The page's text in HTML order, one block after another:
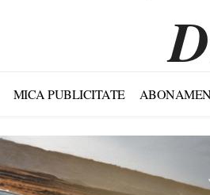
MICA PUBLICITATE